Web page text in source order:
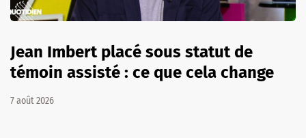
Jean Imbert placé sous statut de
témoin assisté : ce que cela change
7 août 2026